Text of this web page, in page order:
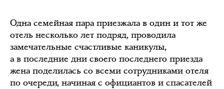
Одна семейная пара приезжала в один и тот же
отель несколько лет подряд, проводила
замечательные счастливые каникулы,
а в последние дни своего последнего приезда
жена поделилась со всеми сотрудниками отеля
по очереди, начиная с официантов и спасателей